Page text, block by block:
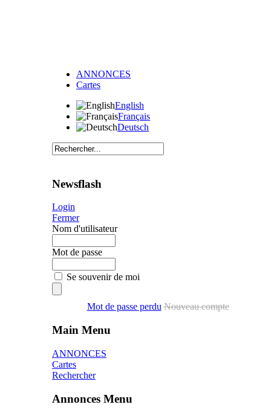
ANNONCES
Cartes
English
Français
Deutsch
Newsflash
Login
Fermer
Nom d'utilisateur
Mot de passe
Se souvenir de moi
Mot de passe perdu Nouveau compte
Main Menu
ANNONCES
Cartes
Rechercher
Annonces Menu